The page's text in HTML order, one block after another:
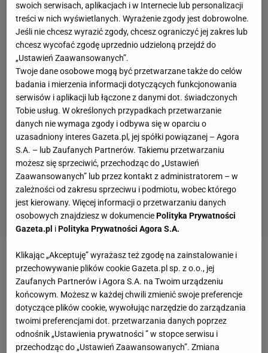
Zobacz wideoWyjątkowa chwila dla rodziny
Lewandowskich. "Zapamiętamy to do końca życia"
Estończycy rozpisali się po meczu z Polską.
"Gówniane uczucie"
swoich serwisach, aplikacjach i w Internecie lub personalizacji
treści w nich wyświetlanych. Wyrażenie zgody jest dobrowolne.
Jeśli nie chcesz wyrazić zgody, chcesz ograniczyć jej zakres lub
chcesz wycofać zgodę uprzednio udzieloną przejdź do
„Ustawień Zaawansowanych”.
Twoje dane osobowe mogą być przetwarzane także do celów
badania i mierzenia informacji dotyczących funkcjonowania
serwisów i aplikacji lub łączone z danymi dot. świadczonych
Tobie usług. W określonych przypadkach przetwarzanie
danych nie wymaga zgody i odbywa się w oparciu o
uzasadniony interes Gazeta.pl, jej spółki powiązanej – Agora
S.A. – lub Zaufanych Partnerów. Takiemu przetwarzaniu
możesz się sprzeciwić, przechodząc do „Ustawień
Zaawansowanych” lub przez kontakt z administratorem – w
zależności od zakresu sprzeciwu i podmiotu, wobec którego
jest kierowany. Więcej informacji o przetwarzaniu danych
osobowych znajdziesz w dokumenciePolityka Prywatności
Gazeta.pl iPolityka Prywatności Agora S.A.
Klikając „Akceptuję” wyrażasz też zgodę na zainstalowanie i
przechowywanie plików cookie Gazeta.pl sp. z o.o., jej
Zaufanych Partnerów i Agora S.A. na Twoim urządzeniu
końcowym. Możesz w każdej chwili zmienić swoje preferencje
dotyczące plików cookie, wywołując narzędzie do zarządzania
twoimi preferencjami dot. przetwarzania danych poprzez
odnośnik „Ustawienia prywatności ” w stopce serwisu i
przechodząc do „Ustawień Zaawansowanych”. Zmiana